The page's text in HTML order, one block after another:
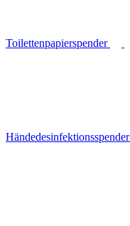
Toilettenpapierspender
Händedesinfektionsspender